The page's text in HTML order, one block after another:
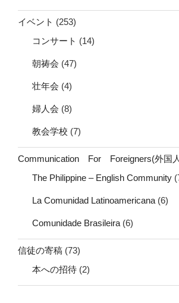
イベント (253)
コンサート (14)
朝祷会 (47)
壮年会 (4)
婦人会 (8)
教会学校 (7)
Communication For Foreigners(外国
The Philippine – English Community
La Comunidad Latinoamericana (6)
Comunidade Brasileira (6)
信徒の寄稿 (73)
本への招待 (2)